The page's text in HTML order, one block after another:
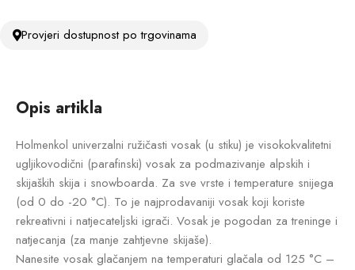
Provjeri dostupnost po trgovinama
Opis artikla
Holmenkol univerzalni ružičasti vosak (u stiku) je visokokvalitetni
ugljikovodični (parafinski) vosak za podmazivanje alpskih i
skijaških skija i snowboarda. Za sve vrste i temperature snijega
(od 0 do -20 °C). To je najprodavaniji vosak koji koriste
rekreativni i natjecateljski igrači. Vosak je pogodan za treninge i
natjecanja (za manje zahtjevne skijaše).
Nanesite vosak glačanjem na temperaturi glačala od 125 °C –